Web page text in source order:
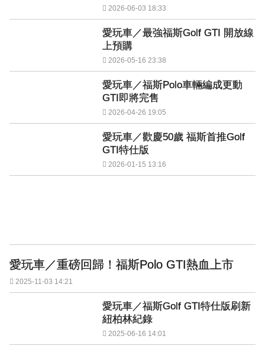
2026-06-03 18:33
愛玩車／最強福斯Golf GTI 開放線
上預購
2026-05-16 23:38
愛玩車／福斯Polo車輛編成更動
GTI即將完售
2026-04-26 19:05
愛玩車／歡慶50歲 福斯首推Golf
GTI特仕版
2026-01-15 13:16
愛玩車／重磅回歸！福斯Polo GTI熱血上市
2025-11-03 14:21
愛玩車／福斯Golf GTI特仕版刷新
紐柏林紀錄
2025-06-16 14:01